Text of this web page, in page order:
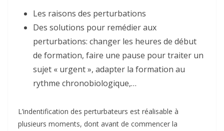
Les raisons des perturbations
Des solutions pour remédier aux
perturbations: changer les heures de début
de formation, faire une pause pour traiter un
sujet « urgent », adapter la formation au
rythme chronobiologique,…
L’indentification des perturbateurs est réalisable à
plusieurs moments, dont avant de commencer la